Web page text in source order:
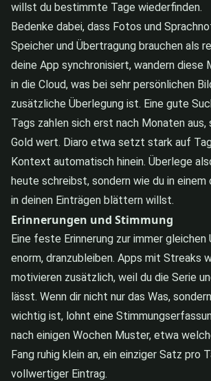
willst du bestimmte Tage wiederfinden.
Bedenke dabei, dass Fotos und
Speicher und Übertragung brauchen als
deine App synchronisiert, wandern diese
in die Cloud, was bei sehr persönlichen
zusätzliche Überlegung ist. Eine gute
Tags zahlen sich erst nach Monaten aus,
Gold wert. Diaro etwa setzt stark auf
Kontext automatisch hinein. Überlege
heute schreibst, sondern wie du in einem
in deinen Einträgen blättern willst.
Erinnerungen und Stimmung
Eine feste Erinnerung zur immer
enorm, dranzubleiben. Apps mit Streaks
motivieren zusätzlich, weil du die Serie
lässt. Wenn dir nicht nur das Was,
wichtig ist, lohnt eine
nach einigen Wochen Muster, etwa
Fang ruhig klein an, ein einziger Satz pro
vollwertiger Eintrag.